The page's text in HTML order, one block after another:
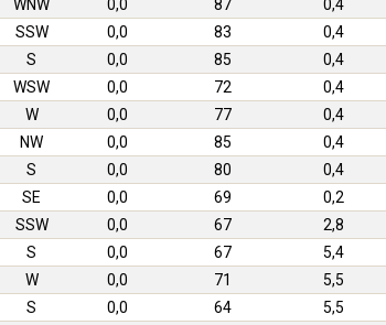
WNW 0,0 87 0,4
SSW 0,0 83 0,4
S 0,0 85 0,4
WSW 0,0 72 0,4
W 0,0 77 0,4
NW 0,0 85 0,4
S 0,0 80 0,4
SE 0,0 69 0,2
SSW 0,0 67 2,8
S 0,0 67 5,4
W 0,0 71 5,5
S 0,0 64 5,5